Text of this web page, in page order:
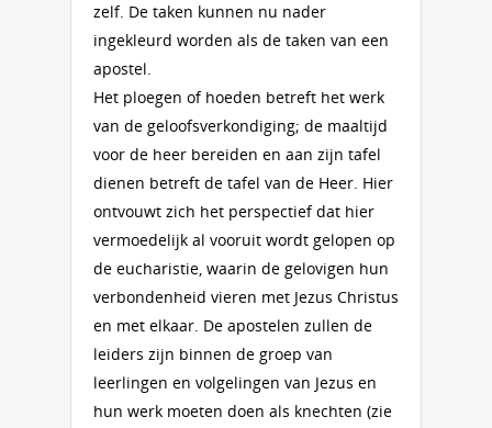
zelf. De taken kunnen nu nader
ingekleurd worden als de taken van een
apostel.
Het ploegen of hoeden betreft het werk
van de geloofsverkondiging; de maaltijd
voor de heer bereiden en aan zijn tafel
dienen betreft de tafel van de Heer. Hier
ontvouwt zich het perspectief dat hier
vermoedelijk al vooruit wordt gelopen op
de eucharistie, waarin de gelovigen hun
verbondenheid vieren met Jezus Christus
en met elkaar. De apostelen zullen de
leiders zijn binnen de groep van
leerlingen en volgelingen van Jezus en
hun werk moeten doen als knechten (zie